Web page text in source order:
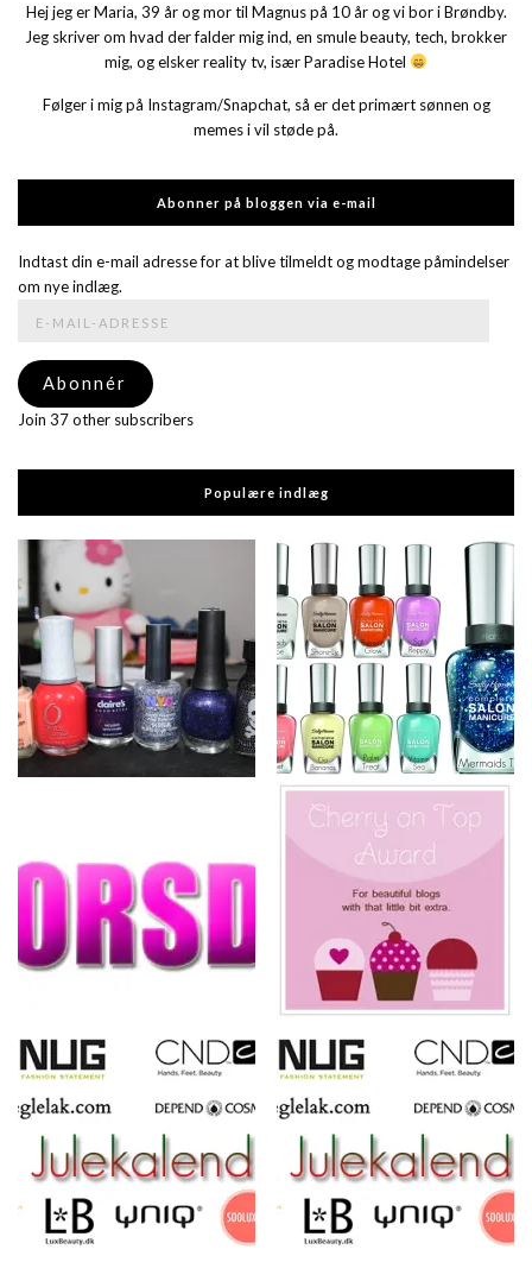
Hej jeg er Maria, 39 år og mor til Magnus på 10 år og vi bor i Brøndby.
Jeg skriver om hvad der falder mig ind, en smule beauty, tech, brokker
mig, og elsker reality tv, især Paradise Hotel
Følger i mig på Instagram/Snapchat, så er det primært sønnen og
memes i vil støde på.
Abonner på bloggen via e-mail
Indtast din e-mail adresse for at blive tilmeldt og modtage påmindelser
om nye indlæg.
mail-
adresse
Abonnér
Join 37 other subscribers
Populære indlæg